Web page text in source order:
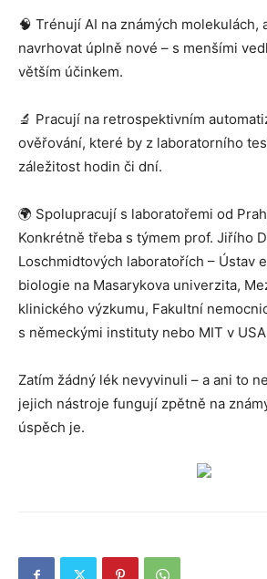
🧠 Trénují AI na známých molekulách,
navrhovat úplně nové – s menšími
větším účinkem.
🔬 Pracují na retrospektivním
ověřování, které by z laboratorního
záležitost hodin či dní.
🌍 Spolupracují s laboratořemi od
Konkrétně třeba s týmem prof. Jiřího
Loschmidtových laboratořích – Ústav
biologie na Masarykova univerzita,
klinického výzkumu, Fakultní
s německými instituty nebo MIT v
Zatím žádný lék nevyvinuli – a ani to
jejich nástroje fungují zpětně na
úspěch je.